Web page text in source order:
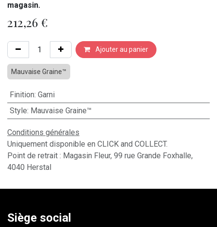
magasin.
212,26 €
Ajouter au panier
Mauvaise Graine™
Finition: Garni
Style: Mauvaise Graine™
Conditions générales
Uniquement disponible en CLICK and COLLECT.
Point de retrait : Magasin Fleur, 99 rue Grande Foxhalle,
4040 Herstal
Siège social